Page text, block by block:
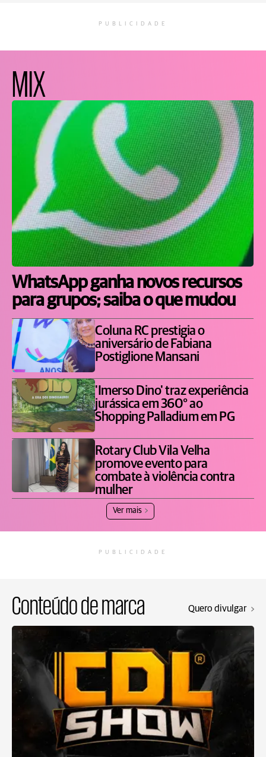
PUBLICIDADE
MIX
WhatsApp ganha novos recursos
para grupos; saiba o que mudou
Coluna RC prestigia o
aniversário de Fabiana
Postiglione Mansani
'Imerso Dino' traz experiência
jurássica em 360° ao
Shopping Palladium em PG
Rotary Club Vila Velha
promove evento para
combate à violência contra
mulher
Ver mais
PUBLICIDADE
Conteúdo de marca Quero divulgar